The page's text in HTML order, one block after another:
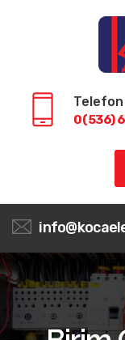
Telefon
0(536)